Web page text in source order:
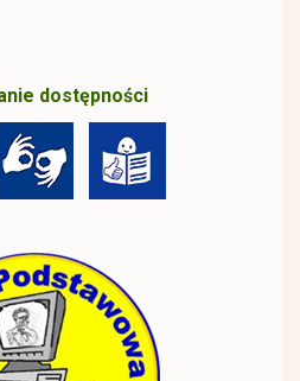
dostępności